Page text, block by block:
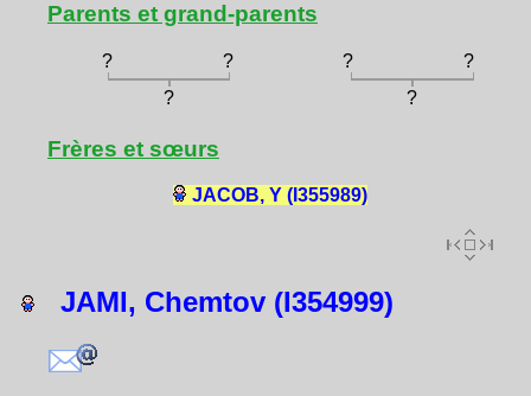
Parents et grand-parents
? ? ?
?
?
?
Frères et sœurs
JACOB, Y (I355989)
JAMI, Chemtov (I354999)